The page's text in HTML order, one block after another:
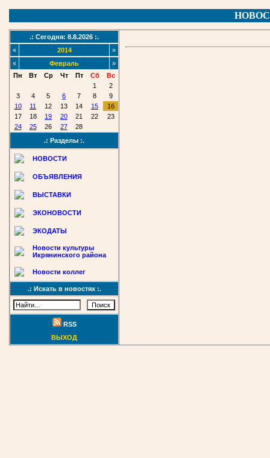
.: Сегодня: 8.8.2026 :.
«
2014
»
«
Февраль
»
Пн
Вт Ср Чт Пт Сб
Вс
1
2
3
4 5 6 7 8
9
10
11 12 13 14 15
16
17
18 19 20 21 22
23
24
25 26 27
28
.: Разделы :.
НОВОСТИ
ОБЪЯВЛЕНИЯ
ВЫСТАВКИ
ЭКОНОВОСТИ
ЭКОДАТЫ
Новости культуры
Икрянинского района
Новости коллег
.: Искать в новостях :.
RSS
ВЫХОД